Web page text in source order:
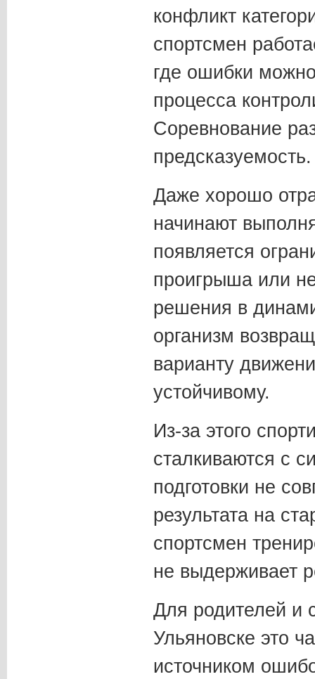
конфликт
спортсмен
где ошибки
процесса
Соревнование
предсказуемость.
Даже хорошо
начинают
появляется
проигрыша или
решения в
организм
варианту
устойчивому.
Из-за этого
сталкиваются с
подготовки не
результата на
спортсмен
не выдерживает
Для родителей и
Ульяновске это
источником